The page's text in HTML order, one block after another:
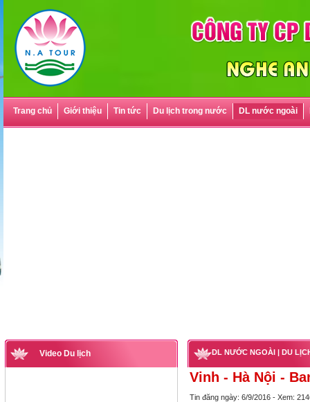
Trang chủ Giới thiệu Tin tức Du lịch trong nước DL nước ngoài
Video Du lịch DL NƯỚC NGOÀI | DU
Vinh - Hà Nội -
Tin đăng ngày: 6/9/2016 - Xem: